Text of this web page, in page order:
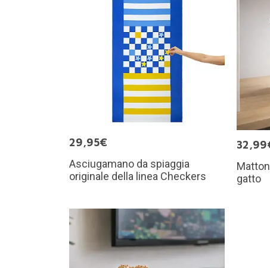
29,95€
Asciugamano da spiaggia
originale della linea Checkers
gatto